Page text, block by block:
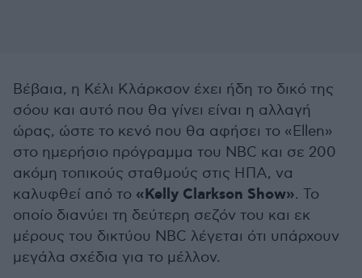
Βέβαια, η Κέλι Κλάρκσον έχει ήδη το δικό της
σόου και αυτό που θα γίνει είναι η αλλαγή
ώρας, ώστε το κενό που θα αφήσει το «Ellen»
στο ημερήσιο πρόγραμμα του NBC και σε 200
ακόμη τοπικούς σταθμούς στις ΗΠΑ, να
καλυφθεί από το «Kelly Clarkson Show». Το
οποίο διανύει τη δεύτερη σεζόν του και εκ
μέρους του δικτύου NBC λέγεται ότι υπάρχουν
μεγάλα σχέδια για το μέλλον.